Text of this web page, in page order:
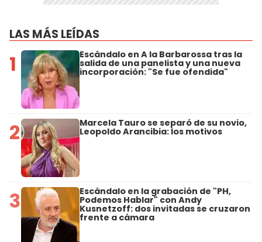
LAS MÁS LEÍDAS
1 Escándalo en A la Barbarossa tras la
salida de una panelista y una nueva
incorporación: "Se fue ofendida"
2 Marcela Tauro se separó de su novio,
Leopoldo Arancibia: los motivos
3 Escándalo en la grabación de "PH,
Podemos Hablar" con Andy
Kusnetzoff: dos invitadas se cruzaron
frente a cámara